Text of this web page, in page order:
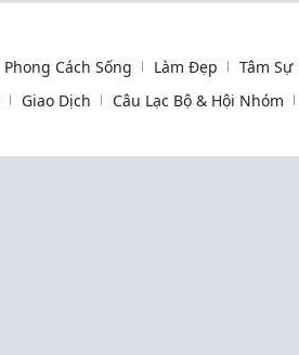
Phong Cách Sống Làm Đẹp
Tâm Sự
Giao Dịch
Câu Lạc Bộ & Hội Nhóm